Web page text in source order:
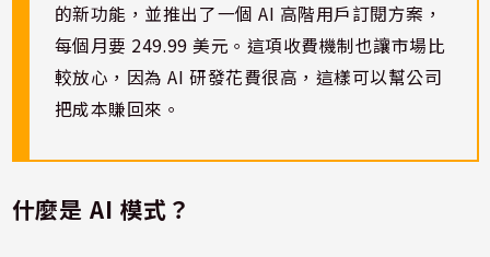
的新功能，並推出了一個 AI 高階用戶訂閱方案，
每個月要 249.99 美元。這項收費機制也讓市場比
較放心，因為 AI 研發花費很高，這樣可以幫公司
把成本賺回來。
什麼是 AI 模式？